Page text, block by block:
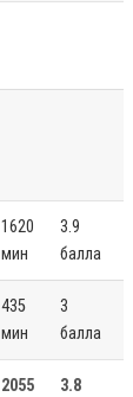
1620
мин
3.9
балла
435
мин
3
балла
2055
3.8